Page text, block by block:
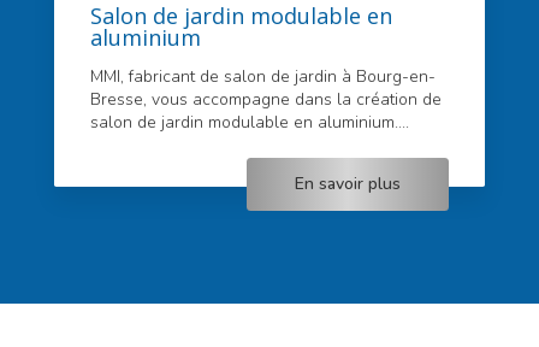
Salon de jardin modulable en
aluminium
MMI, fabricant de salon de jardin à Bourg-en-
Bresse, vous accompagne dans la création de
salon de jardin modulable en aluminium....
En savoir plus